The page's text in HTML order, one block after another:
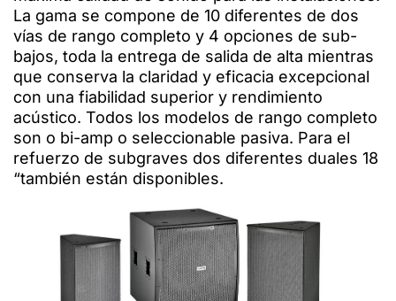
La gama se compone de 10 diferentes de dos
vías de rango completo y 4 opciones de sub-
bajos, toda la entrega de salida de alta mientras
que conserva la claridad y eficacia excepcional
con una fiabilidad superior y rendimiento
acústico. Todos los modelos de rango completo
son o bi-amp o seleccionable pasiva. Para el
refuerzo de subgraves dos diferentes duales 18
“también están disponibles.